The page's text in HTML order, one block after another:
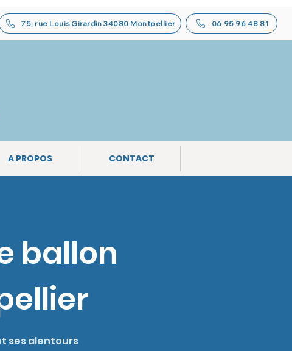
75, rue Louis Girardin 34080 Montpellier 06 95 96 48 81
A PROPOS CONTACT
ballon
ses alentours